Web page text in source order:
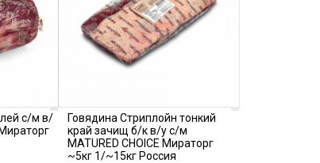
с/м в/
Говядина Стриплойн тонкий
край зачищ б/к в/у с/м
MATURED CHOICE Мираторг
~5кг 1/~15кг Россия